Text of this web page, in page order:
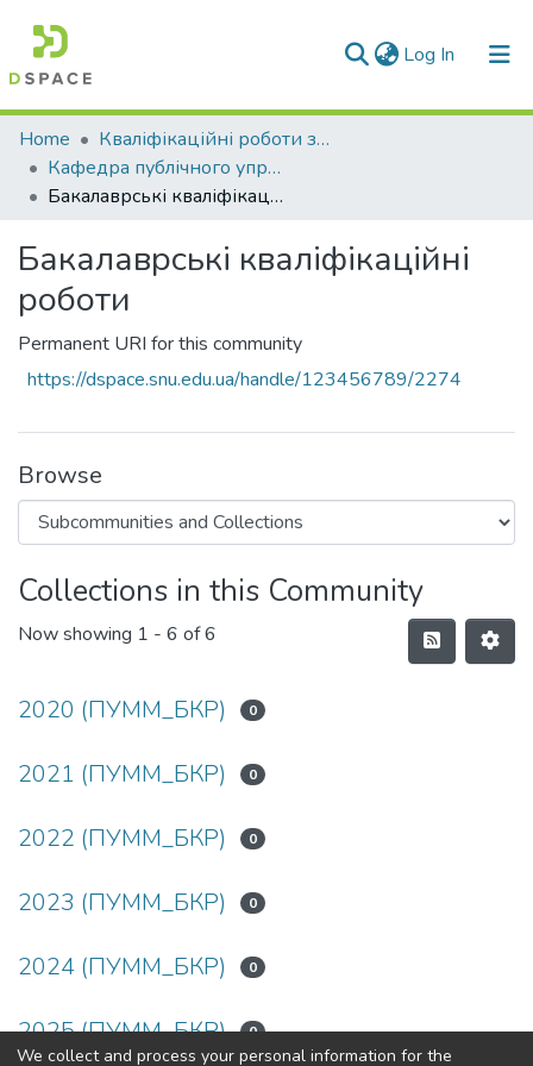
Log In (current)
Communities & Collections
All of DSpace
Home
Кваліфікаційні роботи здобувачів вищої освіти
Кафедра публічного управління, менеджменту та маркетингу (ПУММ)
Бакалаврські кваліфікаційні роботи
Бакалаврські кваліфікаційні
роботи
Permanent URI for this community
https://dspace.snu.edu.ua/handle/123456789/2274
Browse
Collections in this Community
Now showing 1 - 6 of 6
2020 (ПУММ_БКР) 0
2021 (ПУММ_БКР) 0
2022 (ПУММ_БКР) 0
2023 (ПУММ_БКР) 0
2024 (ПУММ_БКР) 0
2025 (ПУММ_БКР) 0
We collect and process your personal information for the